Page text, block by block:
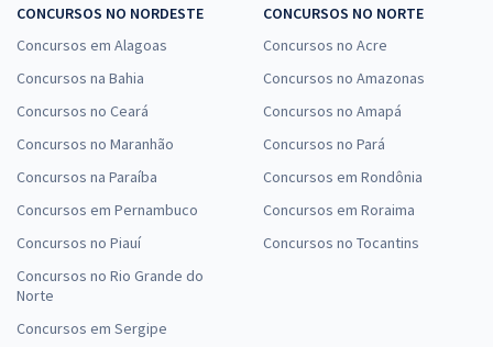
CONCURSOS NO NORDESTE
Concursos em Alagoas
Concursos na Bahia
Concursos no Ceará
Concursos no Maranhão
Concursos na Paraíba
Concursos em Pernambuco
Concursos no Piauí
Concursos no Rio Grande do
Norte
Concursos em Sergipe
CONCURSOS NO NORTE
Concursos no Acre
Concursos no Amazonas
Concursos no Amapá
Concursos no Pará
Concursos em Rondônia
Concursos em Roraima
Concursos no Tocantins